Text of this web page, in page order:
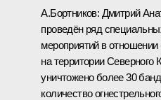
А.Бортников: Дмитрий
проведён ряд
мероприятий в
на территории Северного
уничтожено более 30
количество